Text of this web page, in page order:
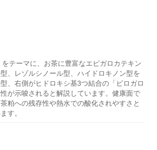
テーマに、お茶に豊富なエピガロカテキン
、レゾルシノール型、ハイドロキノン型を
、右側がヒドロキシ基3つ結合の「ピロガロ
が示唆されると解説しています。健康面で
粕への残存性や熱水での酸化されやすさと
す。